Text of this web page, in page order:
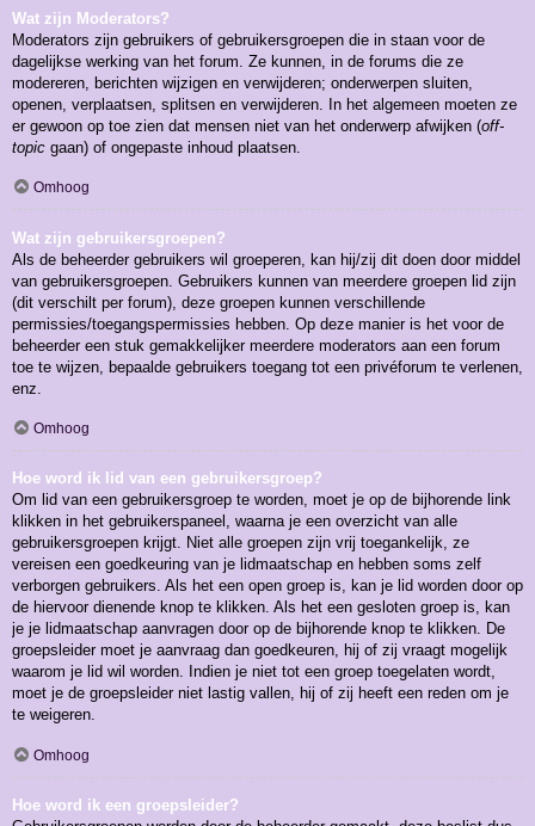
Wat zijn Moderators?
Moderators zijn gebruikers of gebruikersgroepen die in staan voor de
dagelijkse werking van het forum. Ze kunnen, in de forums die ze
modereren, berichten wijzigen en verwijderen; onderwerpen sluiten,
openen, verplaatsen, splitsen en verwijderen. In het algemeen moeten ze
er gewoon op toe zien dat mensen niet van het onderwerp afwijken (off-
topic gaan) of ongepaste inhoud plaatsen.
Omhoog
Wat zijn gebruikersgroepen?
Als de beheerder gebruikers wil groeperen, kan hij/zij dit doen door middel
van gebruikersgroepen. Gebruikers kunnen van meerdere groepen lid zijn
(dit verschilt per forum), deze groepen kunnen verschillende
permissies/toegangspermissies hebben. Op deze manier is het voor de
beheerder een stuk gemakkelijker meerdere moderators aan een forum
toe te wijzen, bepaalde gebruikers toegang tot een privéforum te verlenen,
enz.
Omhoog
Hoe word ik lid van een gebruikersgroep?
Om lid van een gebruikersgroep te worden, moet je op de bijhorende link
klikken in het gebruikerspaneel, waarna je een overzicht van alle
gebruikersgroepen krijgt. Niet alle groepen zijn vrij toegankelijk, ze
vereisen een goedkeuring van je lidmaatschap en hebben soms zelf
verborgen gebruikers. Als het een open groep is, kan je lid worden door op
de hiervoor dienende knop te klikken. Als het een gesloten groep is, kan
je je lidmaatschap aanvragen door op de bijhorende knop te klikken. De
groepsleider moet je aanvraag dan goedkeuren, hij of zij vraagt mogelijk
waarom je lid wil worden. Indien je niet tot een groep toegelaten wordt,
moet je de groepsleider niet lastig vallen, hij of zij heeft een reden om je
te weigeren.
Omhoog
Hoe word ik een groepsleider?